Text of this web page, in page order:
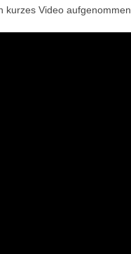
kurzes Video aufgenommen.